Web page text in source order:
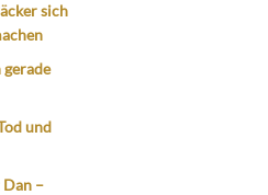
sich
gerade
und
–